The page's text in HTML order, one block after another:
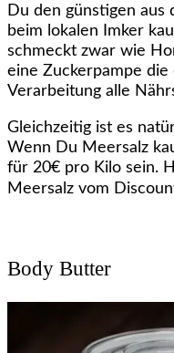
Du den günstigen aus
beim lokalen Imker
schmeckt zwar wie
eine Zuckerpampe
Verarbeitung alle
Gleichzeitig ist es
Wenn Du Meersalz
für 20€ pro Kilo sein.
Meersalz vom
Body Butter